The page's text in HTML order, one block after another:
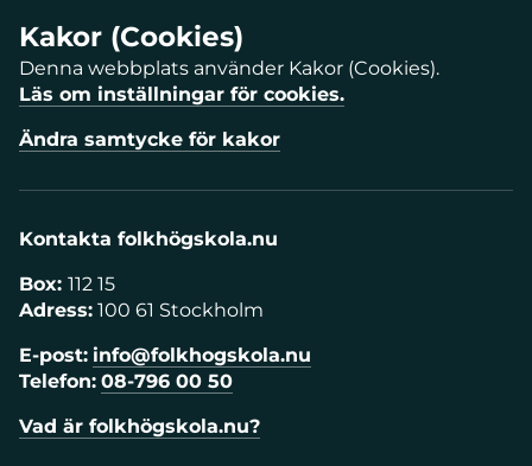
Kakor (Cookies)
Denna webbplats använder Kakor (Cookies).
Läs om inställningar för cookies.
Ändra samtycke för kakor
Kontakta folkhögskola.nu
Box: 112 15
Adress: 100 61 Stockholm
E-post: info@folkhogskola.nu
Telefon: 08-796 00 50
Vad är folkhögskola.nu?